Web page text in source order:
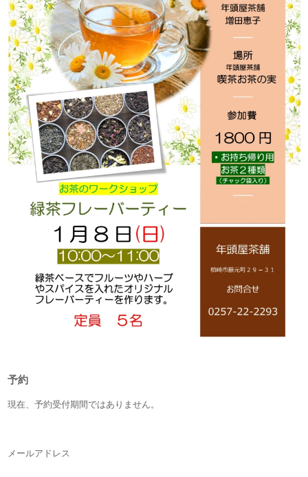
予約
現在、予約受付期間ではありません。
メールアドレス